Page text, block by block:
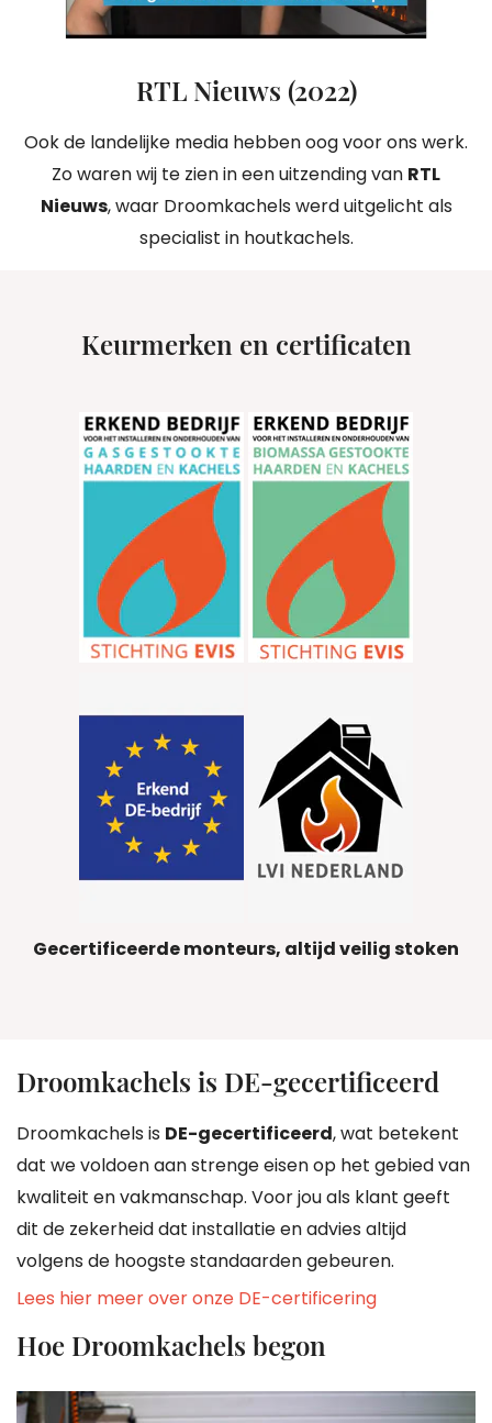
RTL Nieuws (2022)
Ook de landelijke media hebben oog voor ons werk.
Zo waren wij te zien in een uitzending van RTL
Nieuws, waar Droomkachels werd uitgelicht als
specialist in houtkachels.
Keurmerken en certificaten
Gecertificeerde monteurs, altijd veilig stoken
Droomkachels is DE-gecertificeerd
Droomkachels is DE-gecertificeerd, wat betekent
dat we voldoen aan strenge eisen op het gebied van
kwaliteit en vakmanschap. Voor jou als klant geeft
dit de zekerheid dat installatie en advies altijd
volgens de hoogste standaarden gebeuren.
Lees hier meer over onze DE-certificering
Hoe Droomkachels begon